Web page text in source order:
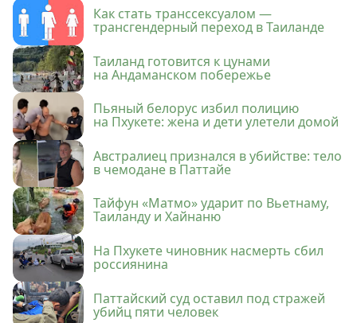
Как стать транссексуалом —
трансгендерный переход в Таиланде
Таиланд готовится к цунами
на Андаманском побережье
Пьяный белорус избил полицию
на Пхукете: жена и дети улетели домой
Австралиец признался в убийстве: тело
в чемодане в Паттайе
Тайфун «Матмо» ударит по Вьетнаму,
Таиланду и Хайнаню
На Пхукете чиновник насмерть сбил
россиянина
Паттайский суд оставил под стражей
убийц пяти человек